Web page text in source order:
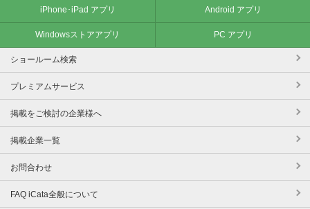
iPhone･iPad アプリ Android アプリ
Windowsストアアプリ PC アプリ
ショールーム検索
プレミアムサービス
掲載をご検討の企業様へ
掲載企業一覧
お問合わせ
FAQ iCata全般について